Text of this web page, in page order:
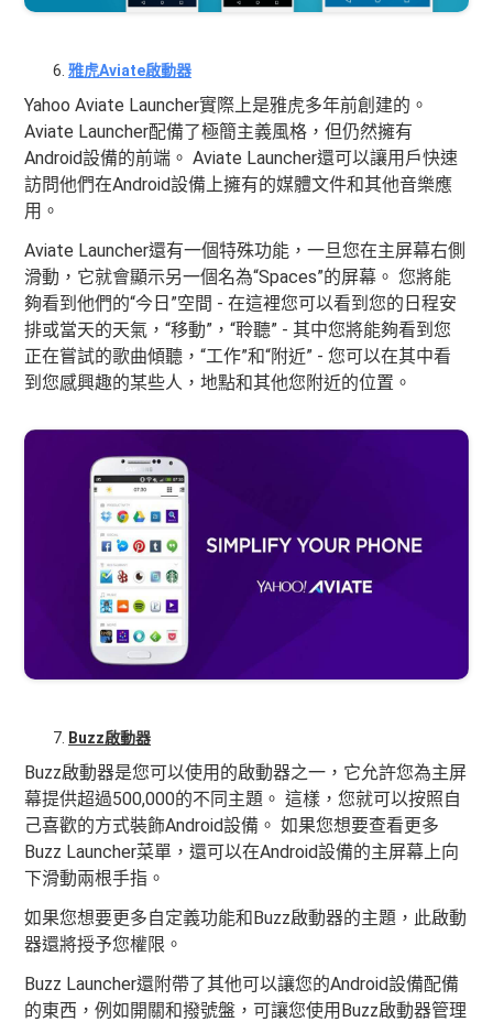
雅虎Aviate啟動器
Yahoo Aviate Launcher實際上是雅虎多年前創建的。
Aviate Launcher配備了極簡主義風格，但仍然擁有
Android設備的前端。 Aviate Launcher還可以讓用戶快速
訪問他們在Android設備上擁有的媒體文件和其他音樂應
用。
Aviate Launcher還有一個特殊功能，一旦您在主屏幕右側
滑動，它就會顯示另一個名為“Spaces”的屏幕。 您將能
夠看到他們的“今日”空間 - 在這裡您可以看到您的日程安
排或當天的天氣，“移動”，“聆聽” - 其中您將能夠看到您
正在嘗試的歌曲傾聽，“工作”和“附近” - 您可以在其中看
到您感興趣的某些人，地點和其他您附近的位置。
Buzz啟動器
Buzz啟動器是您可以使用的啟動器之一，它允許您為主屏
幕提供超過500,000的不同主題。 這樣，您就可以按照自
己喜歡的方式裝飾Android設備。 如果您想要查看更多
Buzz Launcher菜單，還可以在Android設備的主屏幕上向
下滑動兩根手指。
如果您想要更多自定義功能和Buzz啟動器的主題，此啟動
器還將授予您權限。
Buzz Launcher還附帶了其他可以讓您的Android設備配備
的東西，例如開關和撥號盤，可讓您使用Buzz啟動器管理